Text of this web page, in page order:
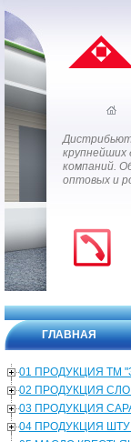
крупнейших
компаний.
оптовых и
ГЛАВНАЯ
01 ПРОДУКЦИЯ ТМ
02 ПРОДУКЦИЯ
03 ПРОДУКЦИЯ
04 ПРОДУКЦИЯ